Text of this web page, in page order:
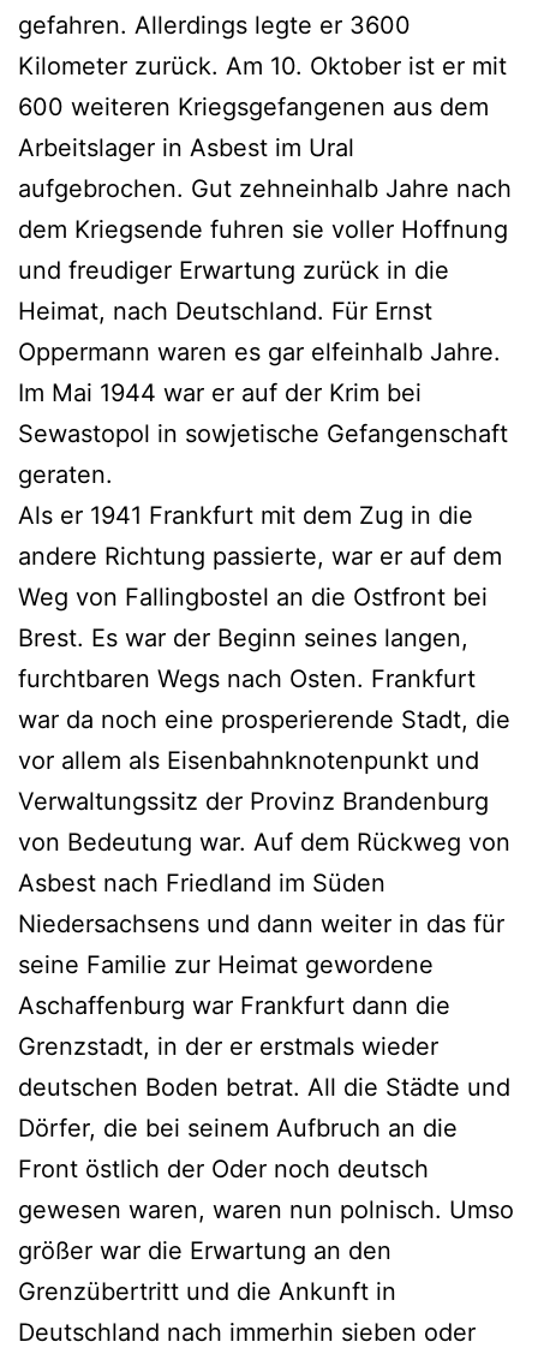
gefahren. Allerdings legte er 3600
Kilometer zurück. Am 10. Oktober ist er mit
600 weiteren Kriegsgefangenen aus dem
Arbeitslager in Asbest im Ural
aufgebrochen. Gut zehneinhalb Jahre nach
dem Kriegsende fuhren sie voller Hoffnung
und freudiger Erwartung zurück in die
Heimat, nach Deutschland. Für Ernst
Oppermann waren es gar elfeinhalb Jahre.
Im Mai 1944 war er auf der Krim bei
Sewastopol in sowjetische Gefangenschaft
geraten.
Als er 1941 Frankfurt mit dem Zug in die
andere Richtung passierte, war er auf dem
Weg von Fallingbostel an die Ostfront bei
Brest. Es war der Beginn seines langen,
furchtbaren Wegs nach Osten. Frankfurt
war da noch eine prosperierende Stadt, die
vor allem als Eisenbahnknotenpunkt und
Verwaltungssitz der Provinz Brandenburg
von Bedeutung war. Auf dem Rückweg von
Asbest nach Friedland im Süden
Niedersachsens und dann weiter in das für
seine Familie zur Heimat gewordene
Aschaffenburg war Frankfurt dann die
Grenzstadt, in der er erstmals wieder
deutschen Boden betrat. All die Städte und
Dörfer, die bei seinem Aufbruch an die
Front östlich der Oder noch deutsch
gewesen waren, waren nun polnisch. Umso
größer war die Erwartung an den
Grenzübertritt und die Ankunft in
Deutschland nach immerhin sieben oder